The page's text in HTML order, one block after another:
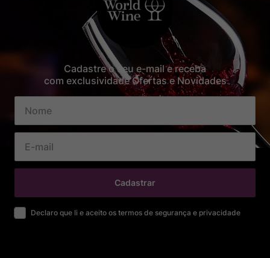
Cadastre o seu e-mail e receba
com exclusividade Ofertas e Novidades
Cadastrar
Declaro que li e aceito os termos de segurança e privacidade